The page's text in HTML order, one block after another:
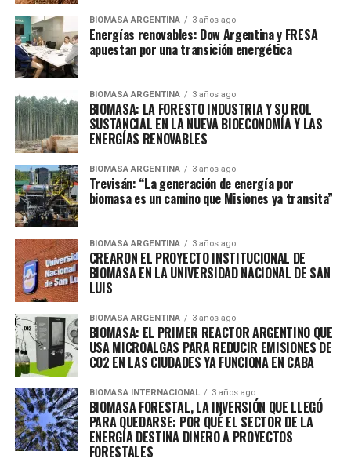
BIOMASA ARGENTINA 3 años ago
Energías renovables: Dow Argentina y FRESA
apuestan por una transición energética
BIOMASA ARGENTINA 3 años ago
BIOMASA: LA FORESTO INDUSTRIA Y SU ROL
SUSTANCIAL EN LA NUEVA BIOECONOMÍA Y LAS
ENERGÍAS RENOVABLES
BIOMASA ARGENTINA 3 años ago
Trevisán: “La generación de energía por
biomasa es un camino que Misiones ya transita”
BIOMASA ARGENTINA 3 años ago
CREARON EL PROYECTO INSTITUCIONAL DE
BIOMASA EN LA UNIVERSIDAD NACIONAL DE SAN
LUIS
BIOMASA ARGENTINA 3 años ago
BIOMASA: EL PRIMER REACTOR ARGENTINO QUE
USA MICROALGAS PARA REDUCIR EMISIONES DE
CO2 EN LAS CIUDADES YA FUNCIONA EN CABA
BIOMASA INTERNACIONAL 3 años ago
BIOMASA FORESTAL, LA INVERSIÓN QUE LLEGÓ
PARA QUEDARSE: POR QUÉ EL SECTOR DE LA
ENERGÍA DESTINA DINERO A PROYECTOS
FORESTALES